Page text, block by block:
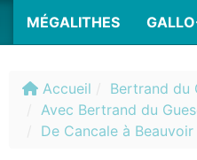
MÉGALITHES
Accueil
Bertrand du
Avec Bertrand du
De Cancale à Beauvoir